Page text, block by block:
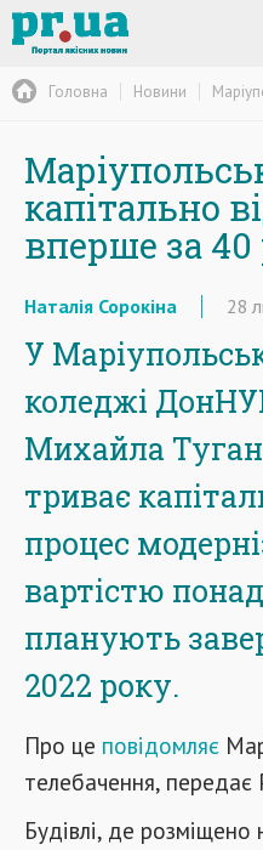
Головна Новини
капітально
вперше за 40
Наталія Сорокіна 28
У
коледжі
Михайла
триває
процес
вартістю
планують
2022 року.
Про це повідомляє
телебачення, передає
Будівлі, де розміщено